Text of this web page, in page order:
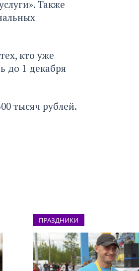
Также
кто уже
до 1 декабря
тысяч рублей.
ПРАЗДНИКИ